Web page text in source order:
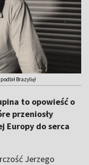
Brazylię!
to opowieść o
przeniosły
Europy do serca
Jerzego